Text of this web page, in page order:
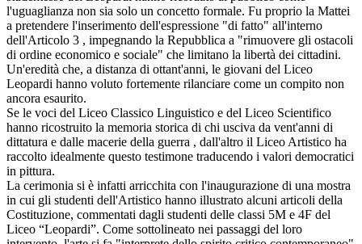
l'uguaglianza non sia solo un concetto formale. Fu proprio la Mattei
a pretendere l'inserimento dell'espressione "di fatto" all'interno
dell'Articolo 3 , impegnando la Repubblica a "rimuovere gli ostacoli
di ordine economico e sociale" che limitano la libertà dei cittadini.
Un'eredità che, a distanza di ottant'anni, le giovani del Liceo
Leopardi hanno voluto fortemente rilanciare come un compito non
ancora esaurito.
Se le voci del Liceo Classico Linguistico e del Liceo Scientifico
hanno ricostruito la memoria storica di chi usciva da vent'anni di
dittatura e dalle macerie della guerra , dall'altro il Liceo Artistico ha
raccolto idealmente questo testimone traducendo i valori democratici
in pittura.
La cerimonia si è infatti arricchita con l'inaugurazione di una mostra
in cui gli studenti dell'Artistico hanno illustrato alcuni articoli della
Costituzione, commentati dagli studenti delle classi 5M e 4F del
Liceo “Leopardi”. Come sottolineato nei passaggi del loro